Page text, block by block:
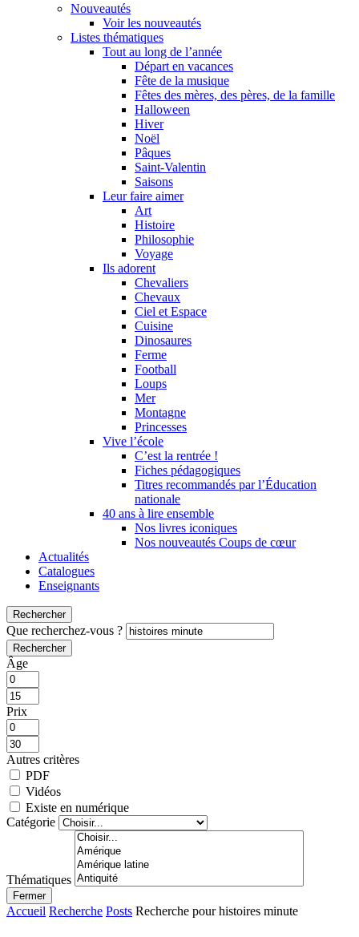
Nouveautés
Voir les nouveautés
Listes thématiques
Tout au long de l’année
Départ en vacances
Fête de la musique
Fêtes des mères, des pères, de la famille
Halloween
Hiver
Noël
Pâques
Saint-Valentin
Saisons
Leur faire aimer
Art
Histoire
Philosophie
Voyage
Ils adorent
Chevaliers
Chevaux
Ciel et Espace
Cuisine
Dinosaures
Ferme
Football
Loups
Mer
Montagne
Princesses
Vive l’école
C’est la rentrée !
Fiches pédagogiques
Titres recommandés par l’Éducation
nationale
40 ans à lire ensemble
Nos livres iconiques
Nos nouveautés Coups de cœur
Actualités
Catalogues
Enseignants
Rechercher
Que recherchez-vous ?
Rechercher
Âge
Prix
Autres critères
PDF
Vidéos
Existe en numérique
Catégorie
Thématiques
Fermer
Accueil Recherche Posts Recherche pour histoires minute